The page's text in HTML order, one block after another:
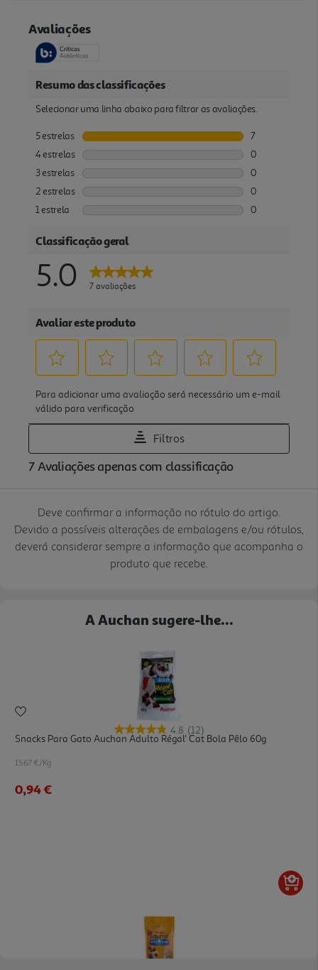
Deve confirmar a informação no rótulo do artigo.
Devido a possíveis alterações de embalagens e/ou rótulos,
deverá considerar sempre a informação que acompanha o
produto que recebe.
A Auchan sugere-lhe...
4.8 (12)
Snacks Para Gato Auchan Adulto Régal' Cat Bola Pêlo 60g
15.67 €/Kg
0,94 €